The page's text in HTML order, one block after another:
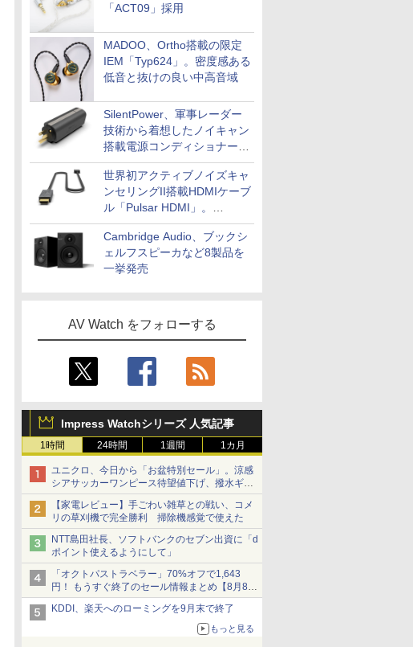
「ACT09」採用
MADOO、Ortho搭載の限定
IEM「Typ624」。密度感ある
低音と抜けの良い中高音域
SilentPower、軍事レーダー
技術から着想したノイキャン
搭載電源コンディショナー
「AC iPurifier2」
世界初アクティブノイズキャ
ンセリングII搭載HDMIケーブ
ル「Pulsar HDMI」。
SilentPowerから
Cambridge Audio、ブックシ
ェルフスピーカなど8製品を
一挙発売
AV Watch をフォローする
Impress Watchシリーズ 人気記事
1時間 24時間 1週間 1カ月
ユニクロ、今日から「お盆特別セール」。涼感
シアサッカーワンピース待望値下げ、撥水ギア
ショーツは1990円に
【家電レビュー】手ごわい雑草との戦い、コメ
リの草刈機で完全勝利 掃除機感覚で使えた
NTT島田社長、ソフトバンクのセブン出資に「d
ポイント使えるようにして」
「オクトパストラベラー」70%オフで1,643
円！ もうすぐ終了のセール情報まとめ【8月8日
更新】
ニンテンドーeショップでは「大神 絶景版」が
KDDI、楽天へのローミングを9月末で終了
もっと見る